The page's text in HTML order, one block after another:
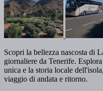
Scopri la bellezza nascosta di
giornaliere da Tenerife.
unica e la storia locale
viaggio di andata e ritorno.